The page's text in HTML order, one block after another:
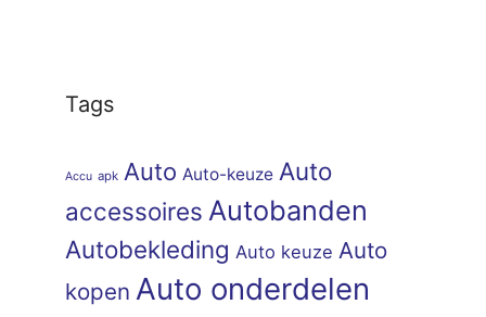
Tags
Accu apk Auto Auto-keuze Auto
accessoires Autobanden
Autobekleding Auto keuze Auto
kopen Auto onderdelen